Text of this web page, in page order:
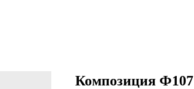
Композиция Ф107